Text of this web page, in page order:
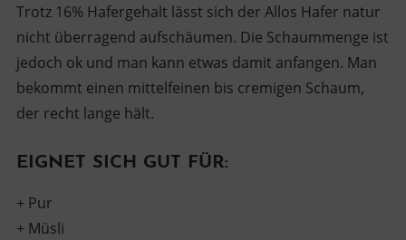
Trotz 16% Hafergehalt lässt sich der Allos Hafer natur
nicht überragend aufschäumen. Die Schaummenge ist
jedoch ok und man kann etwas damit anfangen. Man
bekommt einen mittelfeinen bis cremigen Schaum,
der recht lange hält.
EIGNET SICH GUT FÜR:
+ Pur
+ Müsli